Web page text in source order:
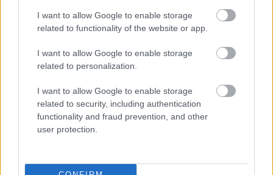
I want to allow Google to enable storage
related to functionality of the website or app.
I want to allow Google to enable storage
related to personalization.
I want to allow Google to enable storage
related to security, including authentication
functionality and fraud prevention, and other
user protection.